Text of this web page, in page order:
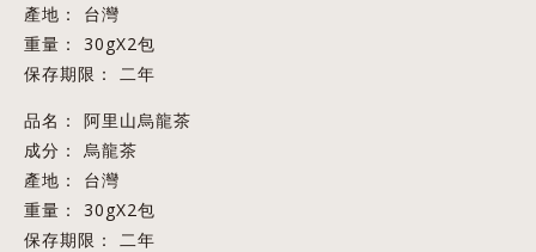
產地： 台灣
重量： 30gX2包
保存期限： 二年
品名： 阿里山烏龍茶
成分： 烏龍茶
產地： 台灣
重量： 30gX2包
保存期限： 二年